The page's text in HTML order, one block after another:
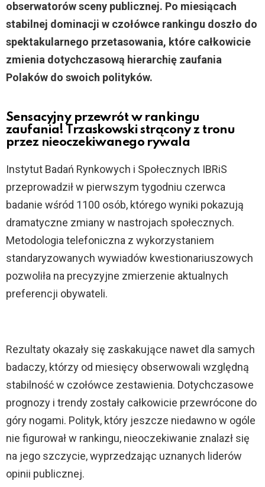
obserwatorów sceny publicznej. Po miesiącach
stabilnej dominacji w czołówce rankingu doszło do
spektakularnego przetasowania, które całkowicie
zmienia dotychczasową hierarchię zaufania
Polaków do swoich polityków.
Sensacyjny przewrót w rankingu
zaufania! Trzaskowski strącony z tronu
przez nieoczekiwanego rywala
Instytut Badań Rynkowych i Społecznych IBRiS
przeprowadził w pierwszym tygodniu czerwca
badanie wśród 1100 osób, którego wyniki pokazują
dramatyczne zmiany w nastrojach społecznych.
Metodologia telefoniczna z wykorzystaniem
standaryzowanych wywiadów kwestionariuszowych
pozwoliła na precyzyjne zmierzenie aktualnych
preferencji obywateli.
Rezultaty okazały się zaskakujące nawet dla samych
badaczy, którzy od miesięcy obserwowali względną
stabilność w czołówce zestawienia. Dotychczasowe
prognozy i trendy zostały całkowicie przewrócone do
góry nogami. Polityk, który jeszcze niedawno w ogóle
nie figurował w rankingu, nieoczekiwanie znalazł się
na jego szczycie, wyprzedzając uznanych liderów
opinii publicznej.